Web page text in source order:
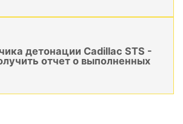
детонации Cadillac STS -
отчет о выполненных